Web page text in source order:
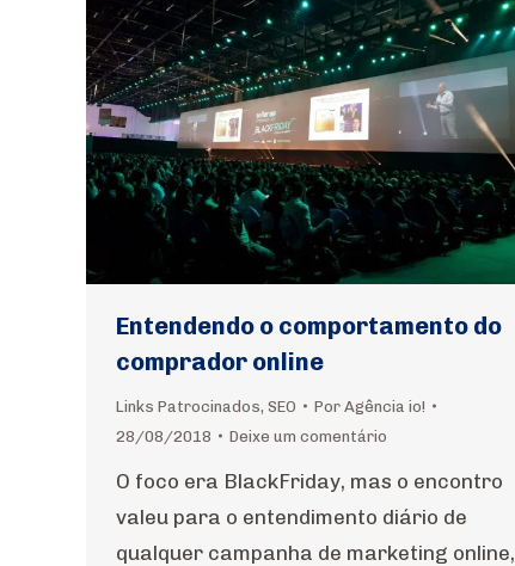
Entendendo o comportamento do
comprador online
Links Patrocinados, SEO Por Agência io!
28/08/2018
Deixe um comentário
O foco era BlackFriday, mas o encontro
valeu para o entendimento diário de
qualquer campanha de marketing online,